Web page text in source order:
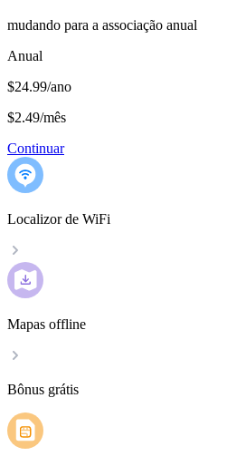
mudando para a associação anual
Anual
$24.99/ano
$2.49/mês
Continuar
Localizor de WiFi
Mapas offline
Bônus grátis